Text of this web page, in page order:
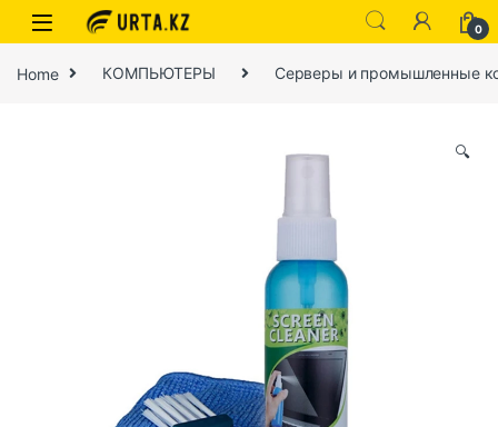
0
Home КОМПЬЮТЕРЫ Серверы и промышленные
🔍